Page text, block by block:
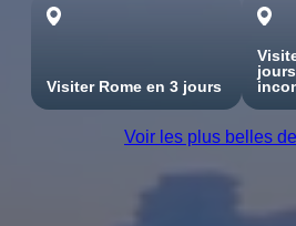
Visiter Rome en 3 jours
Voir les plus belles